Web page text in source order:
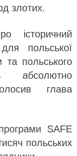
злотих.
історичний
польської
та польського
глава
SAFE
польських